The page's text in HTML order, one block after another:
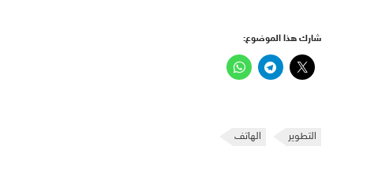
شارك هذا الموضوع:
التطوير الهاتف